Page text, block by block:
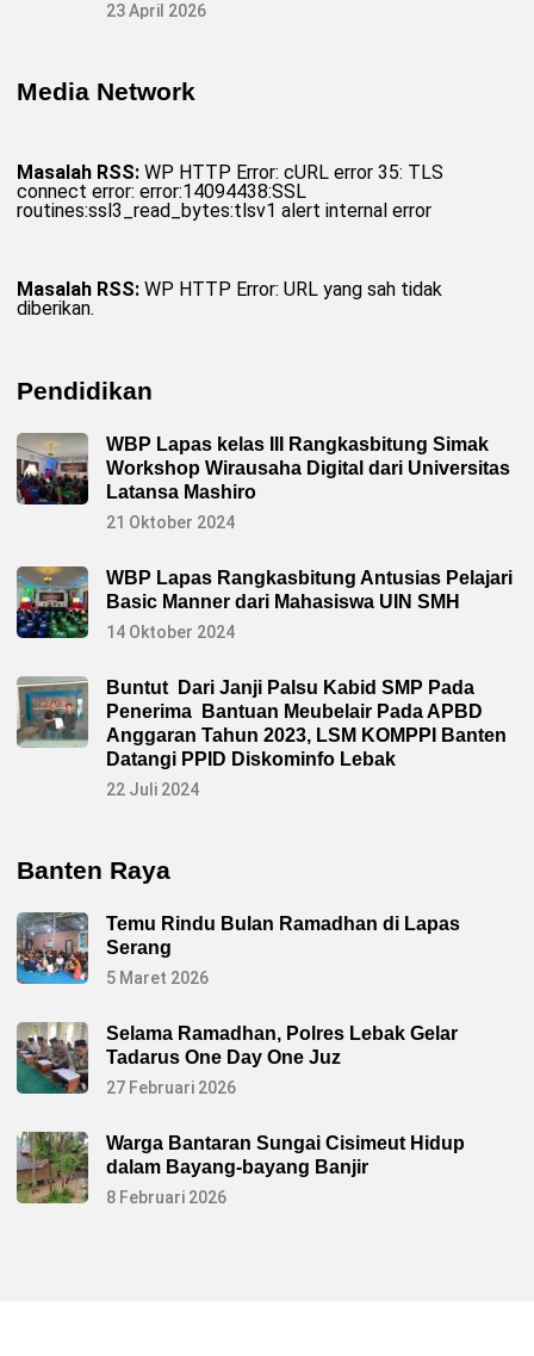
23 April 2026
Media Network
Masalah RSS: WP HTTP Error: cURL error 35: TLS
connect error: error:14094438:SSL
routines:ssl3_read_bytes:tlsv1 alert internal error
Masalah RSS: WP HTTP Error: URL yang sah tidak
diberikan.
Pendidikan
WBP Lapas kelas III Rangkasbitung Simak
Workshop Wirausaha Digital dari Universitas
Latansa Mashiro
21 Oktober 2024
WBP Lapas Rangkasbitung Antusias Pelajari
Basic Manner dari Mahasiswa UIN SMH
14 Oktober 2024
Buntut Dari Janji Palsu Kabid SMP Pada
Penerima Bantuan Meubelair Pada APBD
Anggaran Tahun 2023, LSM KOMPPI Banten
Datangi PPID Diskominfo Lebak
22 Juli 2024
Banten Raya
Temu Rindu Bulan Ramadhan di Lapas
Serang
5 Maret 2026
Selama Ramadhan, Polres Lebak Gelar
Tadarus One Day One Juz
27 Februari 2026
Warga Bantaran Sungai Cisimeut Hidup
dalam Bayang-bayang Banjir
8 Februari 2026